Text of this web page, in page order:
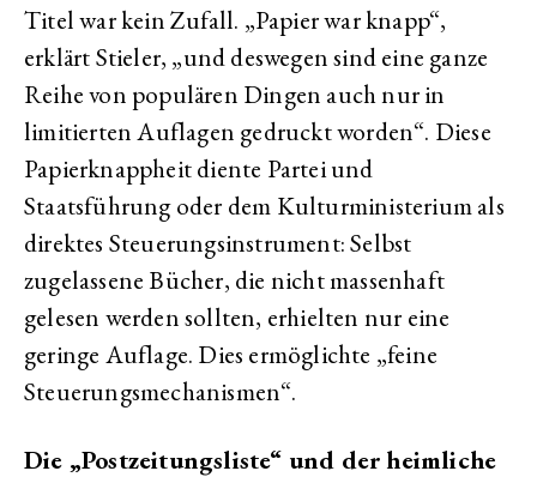
Titel war kein Zufall. „Papier war knapp“,
erklärt Stieler, „und deswegen sind eine ganze
Reihe von populären Dingen auch nur in
limitierten Auflagen gedruckt worden“. Diese
Papierknappheit diente Partei und
Staatsführung oder dem Kulturministerium als
direktes Steuerungsinstrument: Selbst
zugelassene Bücher, die nicht massenhaft
gelesen werden sollten, erhielten nur eine
geringe Auflage. Dies ermöglichte „feine
Steuerungsmechanismen“.
Die „Postzeitungsliste“ und der heimliche